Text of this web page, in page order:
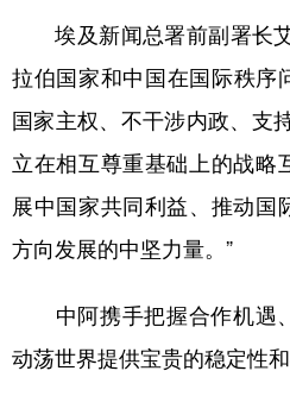
埃及新闻总署前副署长艾
拉伯国家和中国在国际秩
国家主权、不干涉内政、支
立在相互尊重基础上的战略
展中国家共同利益、推动国
方向发展的中坚力量。”
中阿携手把握合作机遇
动荡世界提供宝贵的稳定性和